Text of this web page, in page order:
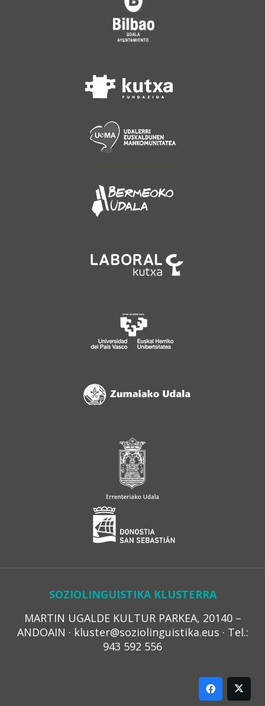
SOZIOLINGUISTIKA KLUSTERRA
MARTIN UGALDE KULTUR PARKEA, 20140 –
ANDOAIN · kluster@soziolinguistika.eus · Tel.:
943 592 556